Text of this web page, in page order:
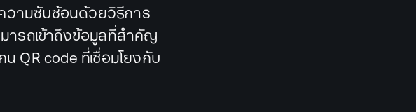
วามซับซ้อนด้วยวิธีการ
ารถเข้าถึงข้อมูลที่สำคัญ
QR code ที่เชื่อมโยงกับ